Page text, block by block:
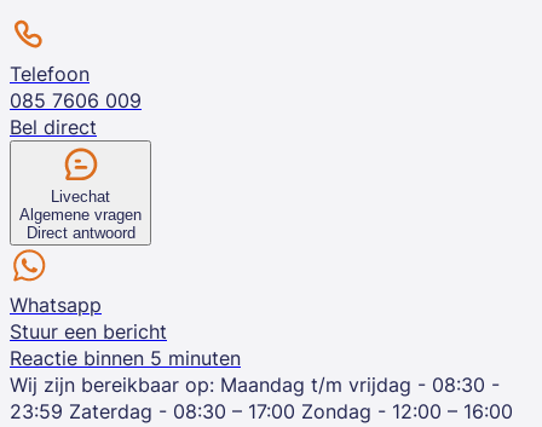
Telefoon
085 7606 009
Bel direct
Livechat
Algemene vragen
Direct antwoord
Whatsapp
Stuur een bericht
Reactie binnen 5 minuten
Wij zijn bereikbaar op: Maandag t/m vrijdag - 08:30 -
23:59 Zaterdag - 08:30 – 17:00 Zondag - 12:00 – 16:00